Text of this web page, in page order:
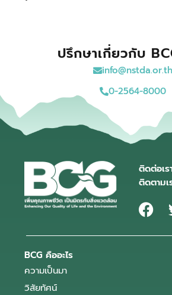
ปรึกษาเกี่ยวกับ
info@nstda.or.th
0-2564-8000
ติดต่อเร
ติดตามเ
BCG คืออะไร
ความเป็นมา
วิสัยทัศน์